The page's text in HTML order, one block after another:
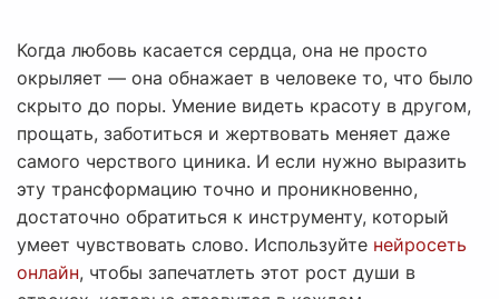
Когда любовь касается сердца, она не просто
окрыляет — она обнажает в человеке то, что было
скрыто до поры. Умение видеть красоту в другом,
прощать, заботиться и жертвовать меняет даже
самого черствого циника. И если нужно выразить
эту трансформацию точно и проникновенно,
достаточно обратиться к инструменту, который
умеет чувствовать слово. Используйте нейросеть
онлайн, чтобы запечатлеть этот рост души в